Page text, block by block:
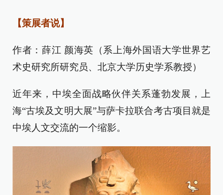
【策展者说】
作者：薛江 颜海英（系上海外国语大学世界艺
术史研究所研究员、北京大学历史学系教授）
近年来，中埃全面战略伙伴关系蓬勃发展，上
海“古埃及文明大展”与萨卡拉联合考古项目就是
中埃人文交流的一个缩影。